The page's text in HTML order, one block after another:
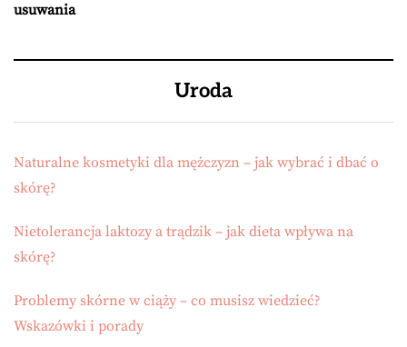
usuwania
Uroda
Naturalne kosmetyki dla mężczyzn – jak wybrać i dbać o
skórę?
Nietolerancja laktozy a trądzik – jak dieta wpływa na
skórę?
Problemy skórne w ciąży – co musisz wiedzieć?
Wskazówki i porady